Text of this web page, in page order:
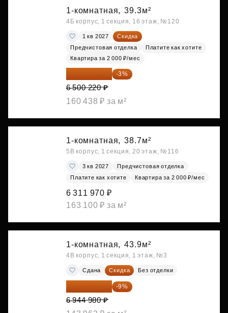
1-комнатная, 39.3м²
4Б корпус, 1 секция, 16 этаж, №120
1 кв 2027
Скидка
Предчистовая отделка
Платите как хотите
Квартира за 2 000 ₽/мес
-3%
6 500 220 ₽
160 438 ₽ за м²
1-комнатная, 38.7м²
5В корпус, 1 секция, 20 этаж, №116
3 кв 2027
Предчистовая отделка
Платите как хотите
Квартира за 2 000 ₽/мес
6 311 970 ₽
163 100 ₽ за м²
1-комнатная, 43.9м²
4В корпус, 1 секция, 1 этаж, №3
Сдана Скидка Без отделки
-9%
6 944 980 ₽